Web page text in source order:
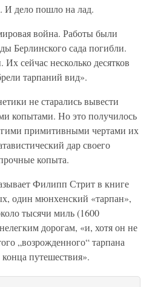
И дело пошло на лад.
война. Работы были
Берлинского сада погибли.
сейчас несколько десятков
тарпаний вид».
не старались вывести
копытами. Но это получилось
примитивными чертами их
дар своего
копыта.
Филипп Стрит в книге
один мюнхенский «тарпан»,
тысячи миль (1600
дорогам, «и, хотя он не
„возрожденного“ тарпана
путешествия».